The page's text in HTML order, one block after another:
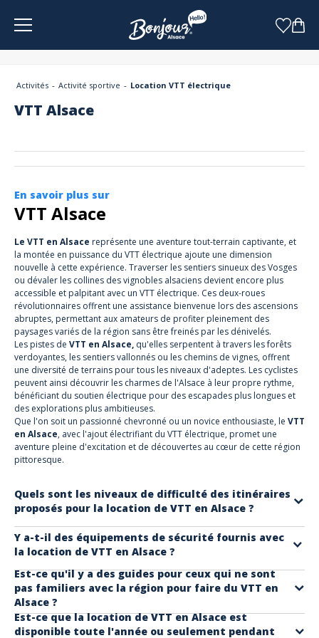
Activités Activité sportive Location VTT électrique
VTT Alsace
En savoir plus sur
VTT Alsace
Le VTT en Alsace représente une aventure tout-terrain captivante, et
la montée en puissance du VTT électrique ajoute une dimension
nouvelle à cette expérience. Traverser les sentiers sinueux des Vosges
ou dévaler les collines des vignobles alsaciens devient encore plus
accessible et palpitant avec un VTT électrique. Ces deux-roues
révolutionnaires offrent une assistance bienvenue lors des ascensions
abruptes, permettant aux amateurs de profiter pleinement des
paysages variés de la région sans être freinés par les dénivelés.
Les pistes de VTT en Alsace, qu'elles serpentent à travers les forêts
verdoyantes, les sentiers vallonnés ou les chemins de vignes, offrent
une diversité de terrains pour tous les niveaux d'adeptes. Les cyclistes
peuvent ainsi découvrir les charmes de l'Alsace à leur propre rythme,
bénéficiant du soutien électrique pour des escapades plus longues et
des explorations plus ambitieuses.
Que l'on soit un passionné chevronné ou un novice enthousiaste, le VTT
en Alsace, avec l'ajout électrifiant du VTT électrique, promet une
aventure pleine d'excitation et de découvertes au cœur de cette région
pittoresque.
Quels sont les niveaux de difficulté des itinéraires
proposés pour la location de VTT en Alsace ?
Les itinéraires proposés pour lalocation deVTT électrique avec
Mountain e motionet spot4bikessont adaptés à tous les niveaux
de difficulté. Que vous soyez débutant ou cycliste expérimenté, vous
trouverez des parcours qui correspondent à vos compétences et à vos
préférences. Les itinéraires sont soigneusement sélectionnés pour
offrir une expérience agréable et sécurisée à tous les participants.
Y a-t-il des équipements de sécurité fournis avec
la location de VTT en Alsace ?
Avec lalocation de VTT électrique chez Mountain e motion
équipements de sécurité sont fournis pour garantir une pratique sûre
et agréable. Chaque participant recevra un casque pour protéger sa
tête en cas de chute ou d'accident. Un kit de crevaison est également
Est-ce qu'il y a des guides pour ceux qui ne sont
pas familiers avec la région pour faire du VTT en
Alsace ?
Lors de lalocation de VTT en Alsace chez Mountain e motion et
Est-ce que la location de VTT en Alsace est
disponible toute l'année ou seulement pendant